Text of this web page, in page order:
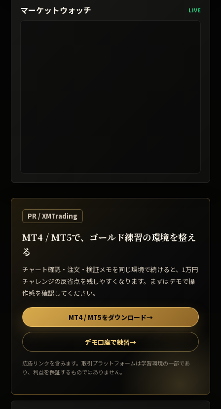
マーケットウォッチ LIVE
レート提供: TradingView / 表示は遅延する場合があります
PR / XMTrading
MT4 / MT5で、ゴールド練習の環境を整え
る
チャート確認・注文・検証メモを同じ環境で続けると、1万円
チャレンジの反省点を残しやすくなります。まずはデモで操
作感を確認してください。
MT4 / MT5をダウンロード→
デモ口座で練習→
広告リンクを含みます。取引プラットフォームは学習環境の一部であ
り、利益を保証するものではありません。